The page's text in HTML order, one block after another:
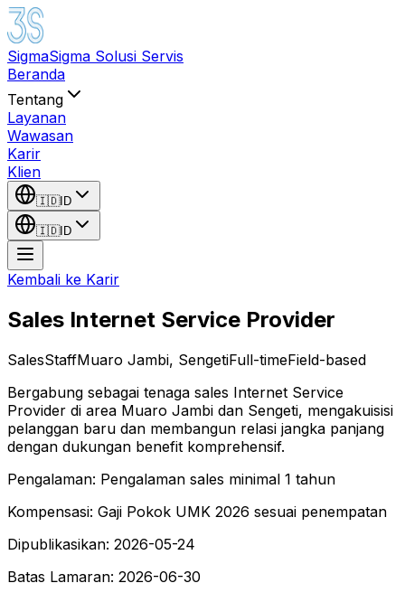
SigmaSigma Solusi Servis
Beranda
Tentang
Layanan
Wawasan
Karir
Klien
🇮🇩ID
🇮🇩ID
Kembali ke Karir
Sales Internet Service Provider
SalesStaffMuaro Jambi, SengetiFull-timeField-based
Bergabung sebagai tenaga sales Internet Service
Provider di area Muaro Jambi dan Sengeti, mengakuisisi
pelanggan baru dan membangun relasi jangka panjang
dengan dukungan benefit komprehensif.
Pengalaman: Pengalaman sales minimal 1 tahun
Kompensasi: Gaji Pokok UMK 2026 sesuai penempatan
Dipublikasikan: 2026-05-24
Batas Lamaran: 2026-06-30